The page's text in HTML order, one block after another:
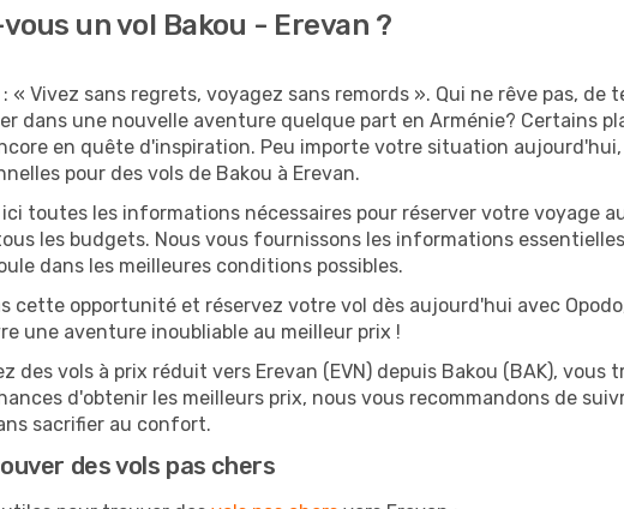
un vol Bakou - Erevan ?
« Vivez sans regrets, voyagez sans remords ». Qui ne rêve pas,
dans une nouvelle aventure quelque part en Arménie? Certains
en quête d'inspiration. Peu importe votre situation
pour des vols de Bakou à Erevan.
toutes les informations nécessaires pour réserver votre voyage
les budgets. Nous vous fournissons les informations
dans les meilleures conditions possibles.
cette opportunité et réservez votre vol dès aujourd'hui avec
une aventure inoubliable au meilleur prix !
des vols à prix réduit vers Erevan (EVN) depuis Bakou (BAK),
d'obtenir les meilleurs prix, nous vous recommandons de
sacrifier au confort.
des vols pas chers